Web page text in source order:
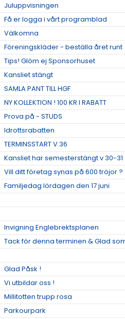
Juluppvisningen
Få er logga i vårt programblad
Välkomna
Föreningskläder - beställa året runt
Tips! Glöm ej Sponsorhuset
Kansliet stängt
SAMLA PANT TILL HGF
NY KOLLEKTION ! 100 KR I RABATT
Prova på - STUDS
Idrottsrabatten
TERMINSSTART V 36
Kansliet har semesterstängt v 30-31
Vill ditt företag synas på 600 tröjor ?
Familjedag lördagen den 17 juni
Invigning Englebrektsplanen
Tack för denna terminen & Glad
Glad Påsk !
Vi utbildar oss !
Millitotten trupp rosa
Parkourpark